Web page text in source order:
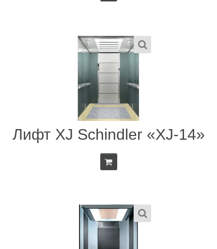
Лифт XJ Schindler «XJ-14»